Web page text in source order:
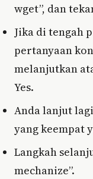
wget”, dan
Jika di tengah
pertanyaan
melanjutkan
Yes.
Anda lanjut
yang keempat
Langkah
mechanize”.